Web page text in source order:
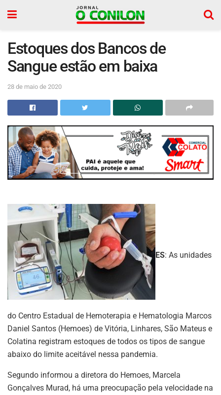
Estoques dos Bancos de
Sangue estão em baixa
28 de maio de 2020
ES: As unidades
do Centro Estadual de Hemoterapia e Hematologia Marcos
Daniel Santos (Hemoes) de Vitória, Linhares, São Mateus e
Colatina registram estoques de todos os tipos de sangue
abaixo do limite aceitável nessa pandemia.
Segundo informou a diretora do Hemoes, Marcela
Gonçalves Murad, há uma preocupação pela velocidade na